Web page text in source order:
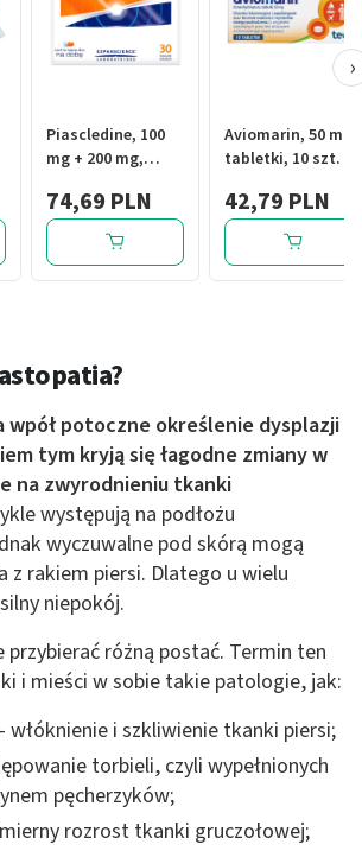
Piascledine, 100
mg + 200 mg,
30 szt.
74,69 PLN
Aviomarin, 50 mg,
tabletki, 10 szt.
42,79 PLN
›
wpół potoczne określenie dysplazji
tym kryją się łagodne zmiany w
na zwyrodnieniu tkanki
występują na podłożu
wyczuwalne pod skórą mogą
z rakiem piersi. Dlatego u wielu
niepokój.
różną postać. Termin ten
i mieści w sobie takie patologie, jak:
włóknienie i szkliwienie tkanki piersi;
torbieli, czyli wypełnionych
pęcherzyków;
rozrost tkanki gruczołowej;